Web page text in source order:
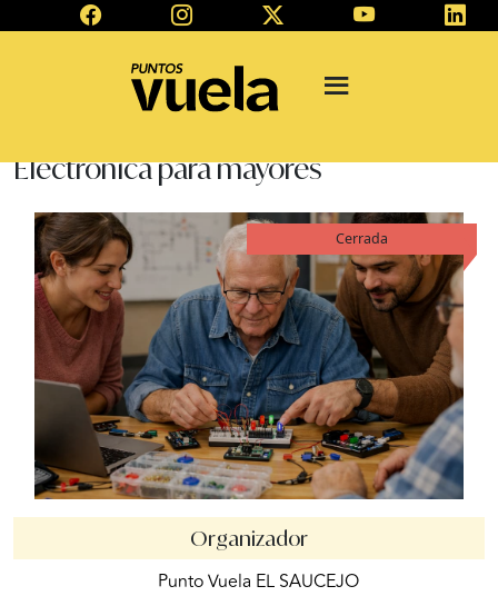
Electrónica para mayores
Cerrada
Organizador
Punto Vuela EL SAUCEJO